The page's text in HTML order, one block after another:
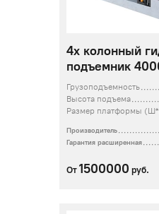
4х колонный
подъемник
Грузоподъемность
Высота подъема
Размер платформы
Производитель
Гарантия расширенная
От 1500000 руб.